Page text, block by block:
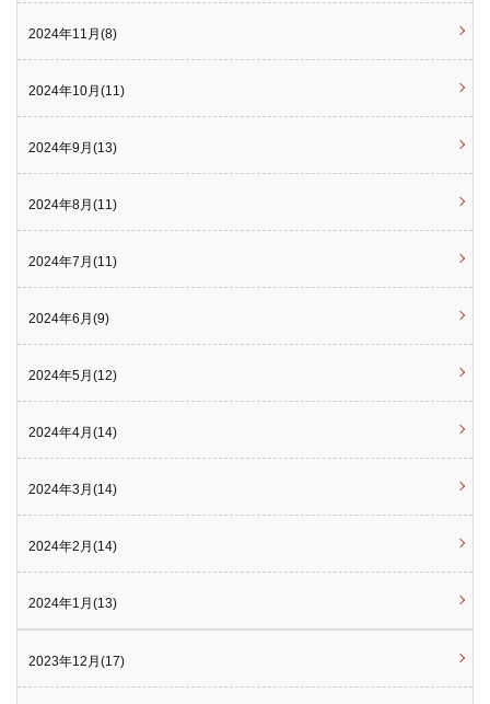
2024年11月(8)
2024年10月(11)
2024年9月(13)
2024年8月(11)
2024年7月(11)
2024年6月(9)
2024年5月(12)
2024年4月(14)
2024年3月(14)
2024年2月(14)
2024年1月(13)
2023年12月(17)